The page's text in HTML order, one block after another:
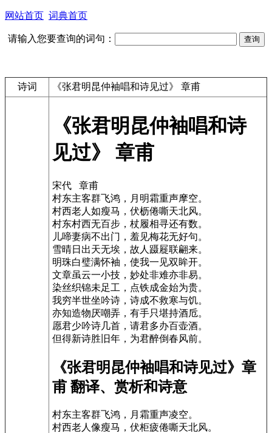
网站首页 词典首页
请输入您要查询的词句：
诗词 《张君明昆仲袖唱和诗见过》 章甫
《张君明昆仲袖唱和诗
见过》 章甫
宋代 章甫
村东主客群飞鸿，月明霜重声摩空。
村西老人如瘦马，伏枥倦嘶天北风。
村东村西无百步，杖履相寻还有数。
儿啼妻病不出门，羞见梅花无好句。
雪晴日出天无埃，故人蹑屣联翩来。
明珠白璧满怀袖，使我一见双眸开。
文章虽云一小技，妙处非难亦非易。
染丝织锦未足工，点铁成金始为贵。
我穷半世坐吟诗，诗成不救寒与饥。
亦知造物厌嘲弄，有手只堪持酒卮。
愿君少吟诗几首，请君多办百壶酒。
但得新诗胜旧年，为君醉倒春风前。
《张君明昆仲袖唱和诗见过》章
甫 翻译、赏析和诗意
村东主客群飞鸿，月霜重声凌空。
村西老人像瘦马，伏柜疲倦嘶天北风。